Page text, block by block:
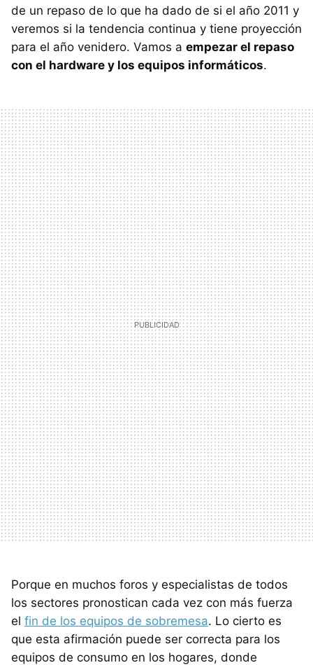
de un repaso de lo que ha dado de si el año 2011 y
veremos si la tendencia continua y tiene proyección
para el año venidero. Vamos a empezar el repaso
con el hardware y los equipos informáticos.
Porque en muchos foros y especialistas de todos
los sectores pronostican cada vez con más fuerza
el fin de los equipos de sobremesa. Lo cierto es
que esta afirmación puede ser correcta para los
equipos de consumo en los hogares, donde